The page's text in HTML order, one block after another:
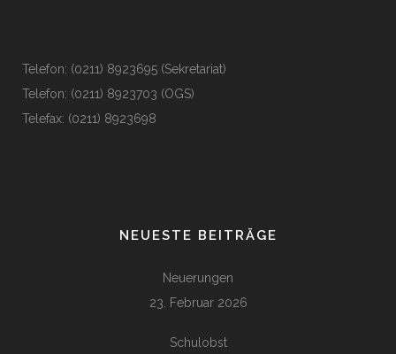
Telefon: (0211) 8923695 (Sekretariat)
Telefon: (0211) 8923703 (OGS)
Telefax: (0211) 8923698
NEUESTE BEITRÄGE
Neuerungen
23. Februar 2026
Schulobst